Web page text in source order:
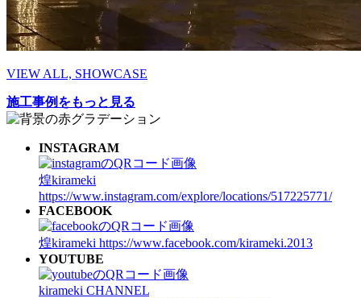
VIEW ALL, SHOWCASE
施工事例をもっと見る
INSTAGRAM
煌kirameki
https://www.instagram.com/explore/locations/517225771/
FACEBOOK
煌kirameki https://www.facebook.com/kirameki.2013
YOUTUBE
kirameki CHANNEL